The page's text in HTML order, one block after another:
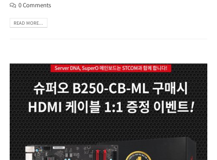
0 Comments
READ MORE...